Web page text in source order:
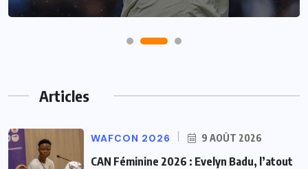
Articles
WAFCON 2026 9 AOÛT 2026
CAN Féminine 2026 : Evelyn Badu, l’atout